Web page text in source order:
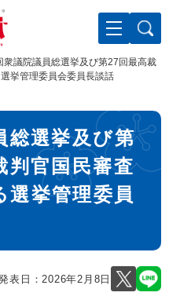
衆議院議員総選挙及び第27回最高裁
挙管理委員会委員長談話
総選挙及び第
判官国民審査
選挙管理委員
表日：2026年2月8日